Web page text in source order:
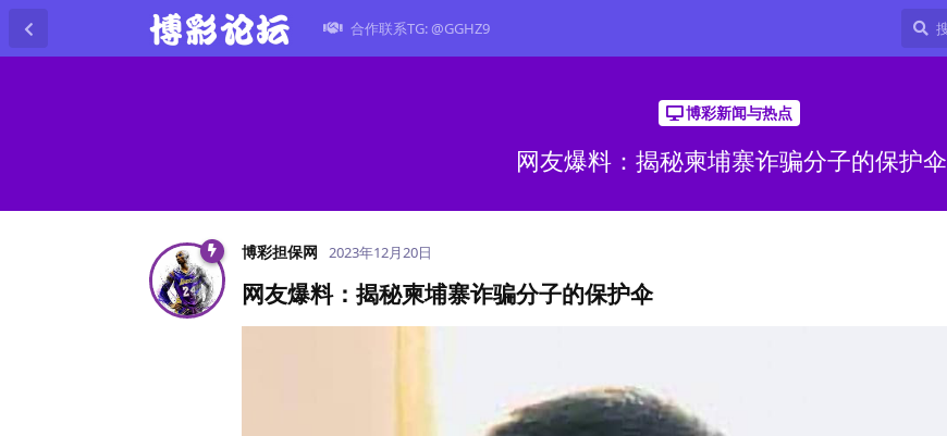
合作联系TG: @GGHZ9
博彩新闻与热点
网友爆料：揭秘柬埔寨诈骗分子的保护伞
博彩担保网 2023年12月20日
网友爆料：揭秘柬埔寨诈骗分子的保护伞